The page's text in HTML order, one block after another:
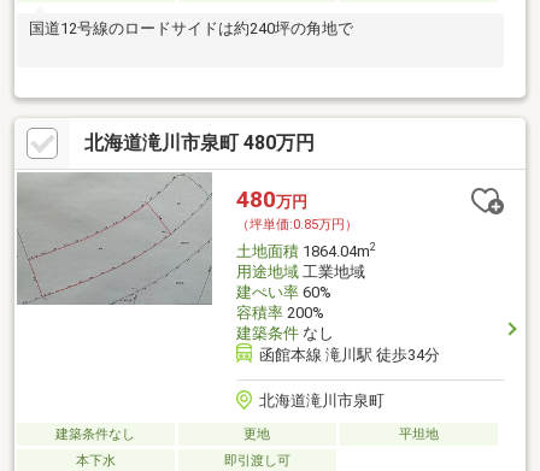
国道12号線のロードサイドは約240坪の角地で
北海道滝川市泉町 480万円
480万円
（坪単価:0.85万円）
土地面積1864.04m2
用途地域工業地域
建ぺい率60%
容積率200%
建築条件なし
函館本線 滝川駅 徒歩34分
北海道滝川市泉町
建築条件なし 更地
平坦地
本下水
即引渡し可